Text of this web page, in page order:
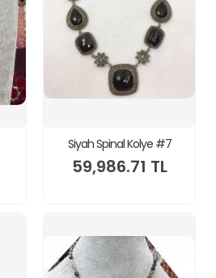
Siyah Spinal Kolye #7
59,986.71 TL